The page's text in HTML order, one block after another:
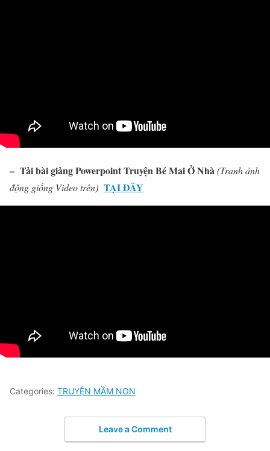
– Tải bài giảng Powerpoint Truyện Bé Mai Ở Nhà(Tranh ảnh
động giống Video trên) TẠI ĐÂY
Categories: TRUYỆN MẦM NON
Leave a Comment